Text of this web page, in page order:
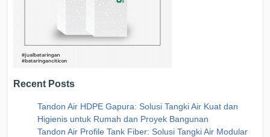
Recent Posts
Tandon Air HDPE Gapura: Solusi Tangki Air Kuat dan
Higienis untuk Rumah dan Proyek Bangunan
Tandon Air Profile Tank Fiber: Solusi Tangki Air Modular